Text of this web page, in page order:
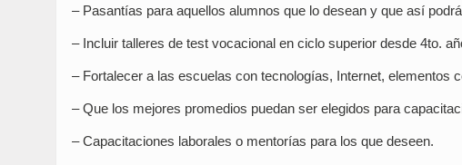
– Pasantías para aquellos alumnos que lo desean y que así
– Incluir talleres de test vocacional en ciclo superior desde 4to.
– Fortalecer a las escuelas con tecnologías, Internet, elementos
– Que los mejores promedios puedan ser elegidos para
– Capacitaciones laborales o mentorías para los que deseen.